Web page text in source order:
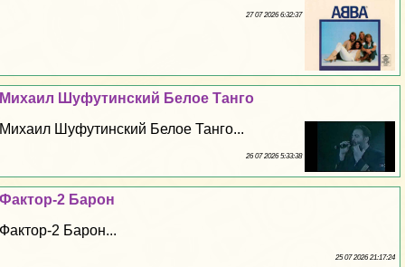
27 07 2026 6:32:37
Михаил Шуфутинский Белое Танго
Михаил Шуфутинский Белое Танго...
26 07 2026 5:33:38
Фактор-2 Барон
Фактор-2 Барон...
25 07 2026 21:17:24